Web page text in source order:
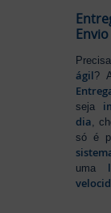
ágil?
seja
dia,
só é
uma